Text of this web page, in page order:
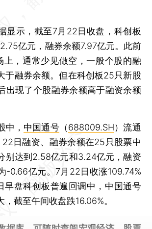
示，截至7月22日收盘，科创板
亿元，融券余额7.97亿元。此前
上，通常少见做空，一般个股的融
于融券余额。但在科创板25只新股
出现了个股融券余额高于融资余额
， 中国通号（688009.SH）流通
日融资、融券余额在25只股票中
别达到2.58亿元和3.24亿元，融资
-0.66亿元。7月22日收涨109.74%
早盘科创板普遍回调中，中国通号
截至午间收盘跌16.06%。